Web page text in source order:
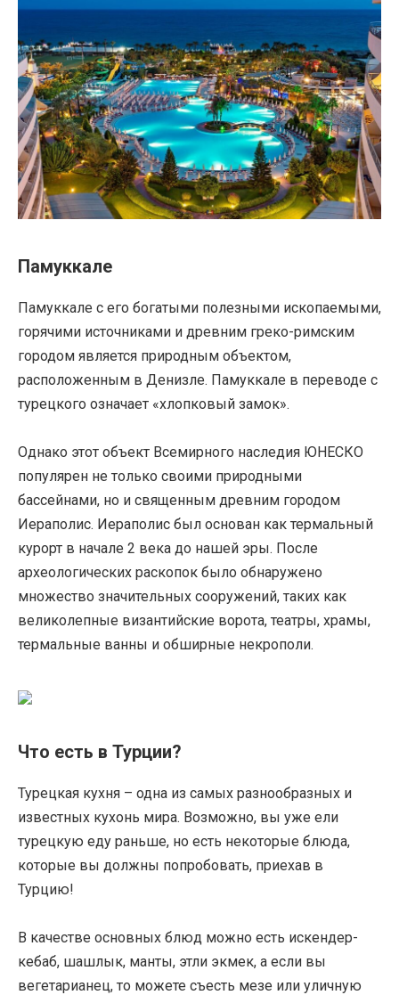
Памуккале
Памуккале с его богатыми полезными ископаемыми,
горячими источниками и древним греко-римским
городом является природным объектом,
расположенным в Денизле. Памуккале в переводе с
турецкого означает «хлопковый замок».
Однако этот объект Всемирного наследия ЮНЕСКО
популярен не только своими природными
бассейнами, но и священным древним городом
Иераполис. Иераполис был основан как термальный
курорт в начале 2 века до нашей эры. После
археологических раскопок было обнаружено
множество значительных сооружений, таких как
великолепные византийские ворота, театры, храмы,
термальные ванны и обширные некрополи.
Что есть в Турции?
Турецкая кухня – одна из самых разнообразных и
известных кухонь мира. Возможно, вы уже ели
турецкую еду раньше, но есть некоторые блюда,
которые вы должны попробовать, приехав в
Турцию!
В качестве основных блюд можно есть искендер-
кебаб, шашлык, манты, этли экмек, а если вы
вегетарианец, то можете съесть мезе или уличную